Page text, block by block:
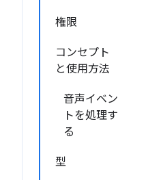
権限
コンセプト
と使用方法
音声イベン
トを処理す
る
型